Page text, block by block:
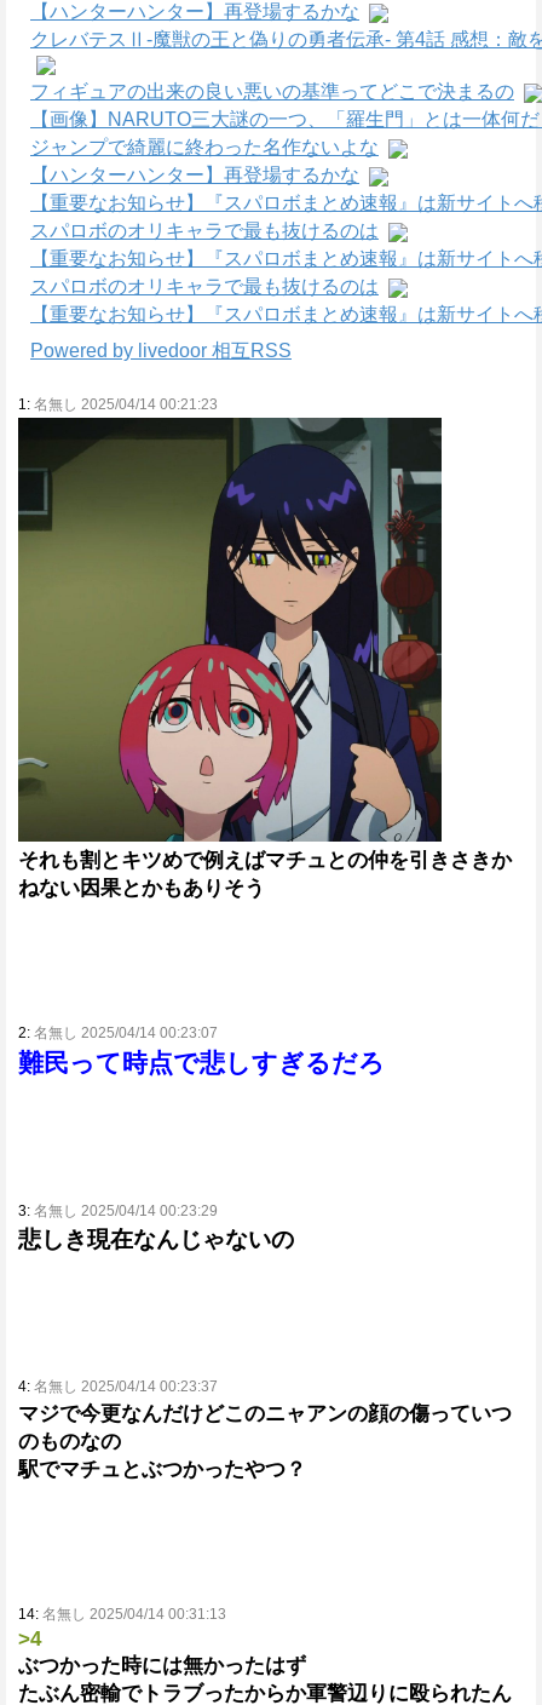
【ハンターハンター】再登場するかな
クレバテスⅡ-魔獣の王と偽りの勇者伝承- 第4話 感想：敵
フィギュアの出来の良い悪いの基準ってどこで決まるの
【画像】NARUTO三大謎の一つ、「羅生門」とは一体何
ジャンプで綺麗に終わった名作ないよな
【ハンターハンター】再登場するかな
【重要なお知らせ】『スパロボまとめ速報』は新サイトへ
スパロボのオリキャラで最も抜けるのは
【重要なお知らせ】『スパロボまとめ速報』は新サイトへ
スパロボのオリキャラで最も抜けるのは
【重要なお知らせ】『スパロボまとめ速報』は新サイトへ
Powered by livedoor 相互RSS
1: 名無し 2025/04/14 00:21:23
それも割とキツめで例えばマチュとの仲を引きさきか
ねない因果とかもありそう
2: 名無し 2025/04/14 00:23:07
難民って時点で悲しすぎるだろ
3: 名無し 2025/04/14 00:23:29
悲しき現在なんじゃないの
4: 名無し 2025/04/14 00:23:37
マジで今更なんだけどこのニャアンの顔の傷っていつ
のものなの
駅でマチュとぶつかったやつ？
14: 名無し 2025/04/14 00:31:13
>4
ぶつかった時には無かったはず
たぶん密輸でトラブったからか軍警辺りに殴られたん